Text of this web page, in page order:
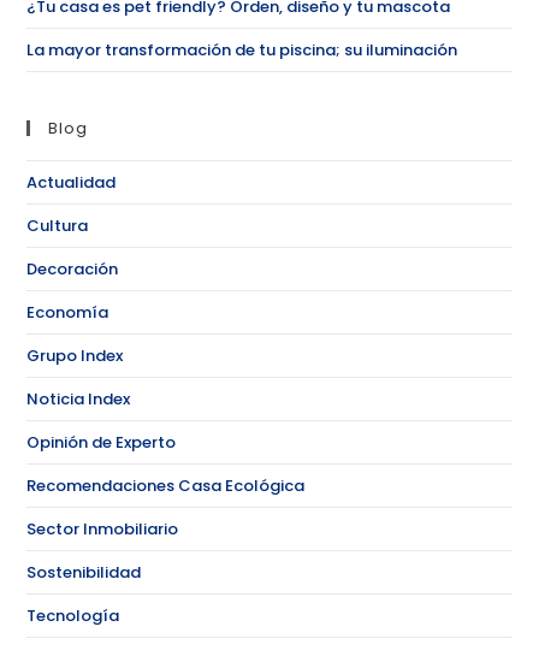
¿Tu casa es pet friendly? Orden, diseño y tu mascota
La mayor transformación de tu piscina; su iluminación
Blog
Actualidad
Cultura
Decoración
Economía
Grupo Index
Noticia Index
Opinión de Experto
Recomendaciones Casa Ecológica
Sector Inmobiliario
Sostenibilidad
Tecnología